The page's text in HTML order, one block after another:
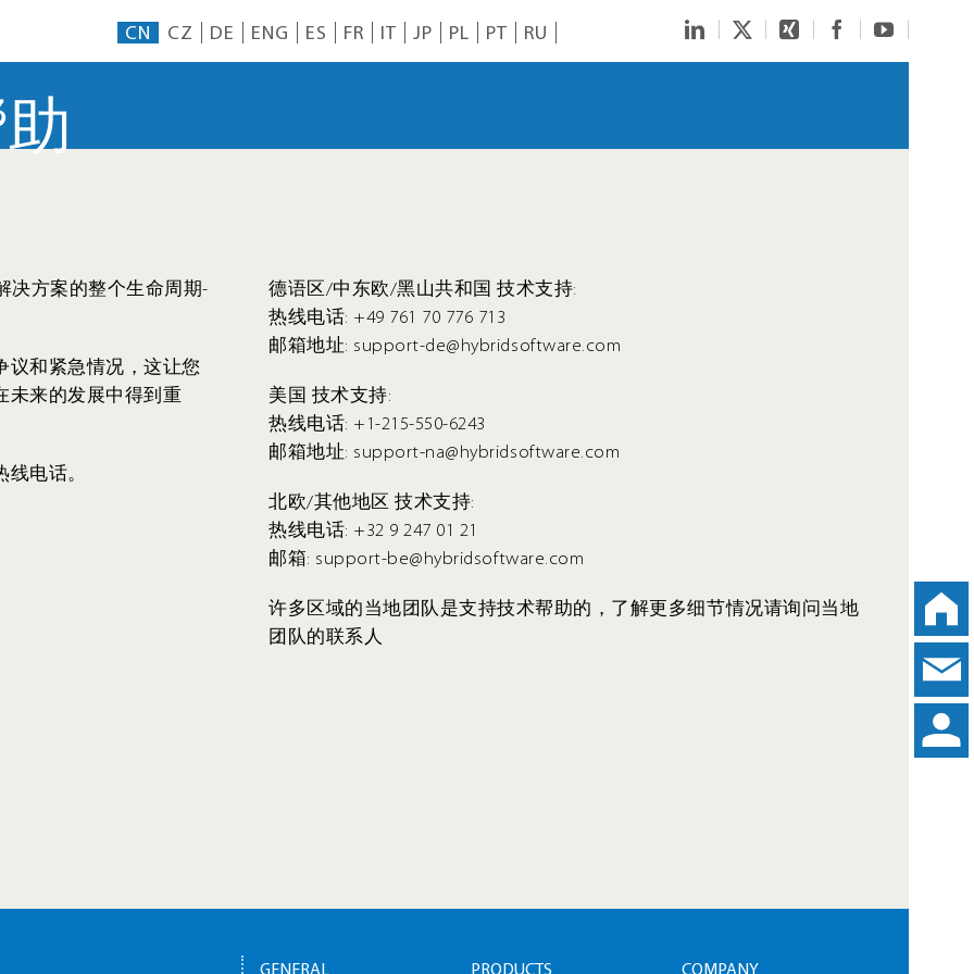
CN CZ DE ENG ES FR IT JP PL PT RU LinkedInTwitterXing Facebook
助
决方案的整个生命周期-
议和紧急情况，这让您
未来的发展中得到重
电话。
德语区/中东欧/黑山共和国 技术支持:
热线电话: +49 761 70 776 713
邮箱地址: support-de@hybridsoftware.com
美国 技术支持:
热线电话: +1-215-550-6243
邮箱地址: support-na@hybridsoftware.com
北欧/其他地区 技术支持:
热线电话: +32 9 247 01 21
邮箱: support-be@hybridsoftware.com
许多区域的当地团队是支持技术帮助的，了解更多细节情况请询问当地
团队的联系人